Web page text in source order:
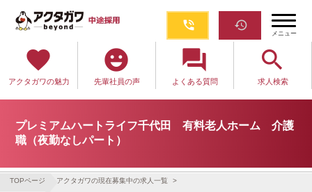
phone_in_talk restore
メニュー
favorite
アクタガワの魅力
emoji_emotions
先輩社員の声
question_answer
よくある質問
search
求人検索
プレミアムハートライフ千代田 有料老人ホーム 介護
職（夜勤なしパート）
TOPページ アクタガワの現在募集中の求人一覧